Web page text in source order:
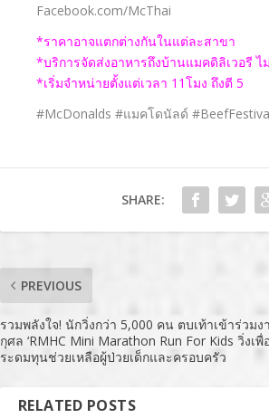
Facebook.com/McThai
*ราคาอาจแตกต่างกันในแต่ละสาขา
*บริการจัดส่งอาหารถึงบ้านแมคดิลิเวอรี ไ
*เริ่มจำหน่ายตั้งแต่เวลา 11โมง ถึงตี 5
#McDonalds #แมคโดนัลด์
SHARE:
PREVIOUS
รวมพลังใจ! นักวิ่งกว่า 5,000 คน ตบเท้าเข้าร่วมง
กุศล ‘RMHC Mini Marathon Run For Kids วิ่งเพื่
ระดมทุนช่วยเหลือผู้ป่วยเด็กและครอบครัว
RELATED POSTS